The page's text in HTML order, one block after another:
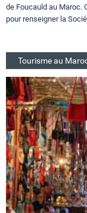
de Foucauld au Maroc.
pour renseigner la
Tourisme au